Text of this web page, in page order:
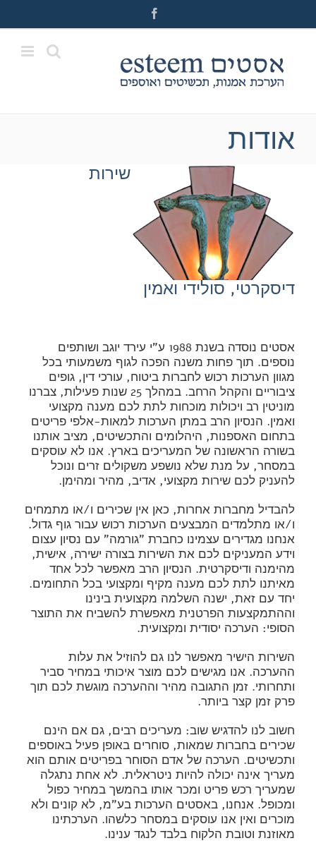
אודות
שירות
דיסקרטי, סולידי ואמין
אסטים נוסדה בשנת 1988 ע"י עירד יוגב ושותפים
נוספים. תוך פחות משנה הפכה לגוף משמעותי בכל
מגוון הערכות רכוש לחברות ביטוח, עורכי דין, גופים
ציבוריים והקהל הרחב. במהלך 25 שנות פעילות, צברנו
מוניטין רב ויכולות מוכחות לתת לכם מענה מקצועי
ואמין. הנסיון הרב במתן הערכות למאות-אלפי פריטים
בתחום האספנות, היהלומים והתכשיטים, מציב אותנו
בשורה הראשונה של המעריכים בארץ. אנו לא עוסקים
במסחר, על מנת שלא נושפע משקולים זרים ונוכל
להעניק לכם שירות מקצועי, אדיב, מהיר ומהימן.
להבדיל מחברות אחרות, כאן אין שכירים ו/או מתמחים
ו/או מתלמדים המבצעים הערכות רכוש עבור גוף גדול.
אנחנו מגדירים עצמינו כחברת "גורמה" עם נסיון עצום
וידע המעניקים לכם את השירות בצורה ישירה, אישית,
מהימנה ודיסקרטית. הנסיון הרב מאפשר לכל אחד
מאיתנו לתת לכם מענה מקיף ומקצועי בכל התחומים.
יחד עם זאת, ישנה השלמה מקצועית בינינו
וההתמקצעות הפרטנית מאפשרת להשביח את התוצר
הסופי: הערכה יסודית ומקצועית.
השירות הישיר מאפשר לנו גם להוזיל את עלות
ההערכה. אנו מגישים לכם מוצר איכותי במחיר סביר
ותחרותי. זמן התגובה מהיר וההערכה מוגשת לכם תוך
פרק זמן קצר ביותר.
חשוב לנו להדגיש שוב: מעריכים רבים, גם אם הינם
שכירים בחברות שמאות, סוחרים באופן פעיל באוספים
ותכשיטים. הערכה של אדם הסוחר בפריטים אותם הוא
מעריך אינה יכולה להיות ניטראלית. לא אחת נתגלה
שמעריך רכש פריט ומכר אותו בהמשך במחיר כפול
ומכופל. אנחנו, באסטים הערכות בע"מ, לא קונים ולא
מוכרים ואין אנו עוסקים במסחר כלשהו. הערכתינו
מאוזנת וטובת הלקוח בלבד לנגד ענינו.